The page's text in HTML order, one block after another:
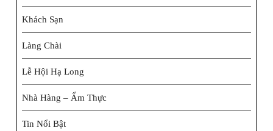
Khách Sạn
Làng Chài
Lễ Hội Hạ Long
Nhà Hàng – Ẩm Thực
Tin Nổi Bật